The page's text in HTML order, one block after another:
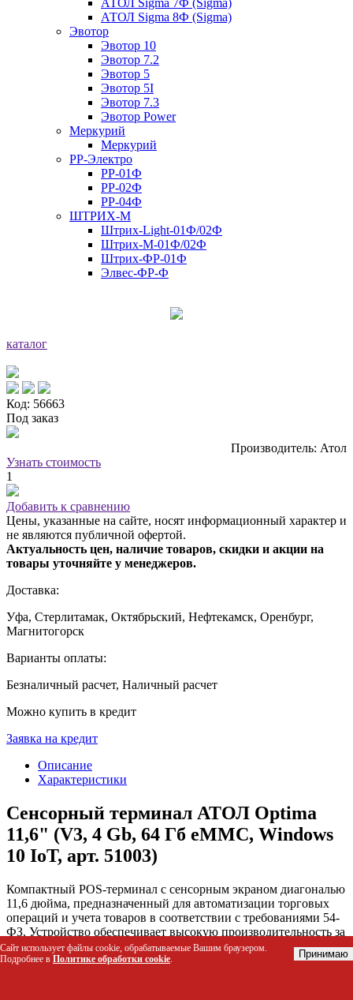
АТОЛ Sigma 8Ф (Sigma)
Эвотор
Эвотор 10
Эвотор 7.2
Эвотор 5
Эвотор 5I
Эвотор 7.3
Эвотор Power
Меркурий
Меркурий
РР-Электро
РР-01Ф
РР-02Ф
РР-04Ф
ШТРИХ-М
Штрих-Light-01Ф/02Ф
Штрих-М-01Ф/02Ф
Штрих-ФР-01Ф
Элвес-ФР-Ф
каталог
Код: 56663
Под заказ
Производитель: Атол
Узнать стоимость
1
Добавить к сравнению
Цены, указанные на сайте, носят информационный характер и
не являются публичной офертой.
Актуальность цен, наличие товаров, скидки и акции на
товары уточняйте у менеджеров.
Доставка:
Уфа, Стерлитамак, Октябрьский, Нефтекамск, Оренбург,
Магнитогорск
Варианты оплаты:
Безналичный расчет, Наличный расчет
Можно купить в кредит
Заявка на кредит
Описание
Характеристики
Сенсорный терминал АТОЛ Optima
11,6" (V3, 4 Gb, 64 Гб eMMC, Windows
10 IoT, арт. 51003)
Компактный POS-терминал с сенсорным экраном диагональю
11,6 дюйма, предназначенный для автоматизации торговых
операций и учета товаров в соответствии с требованиями 54-
ФЗ. Устройство обеспечивает высокую производительность за
счет процессора Intel Celeron и поддерживает работу со всеми
популярными кассовыми программами, решая проблему
Сайт использует файлы cookie, обрабатываемые Вашим браузером.
Подробнее в Политике обработки cookie. Принимаю